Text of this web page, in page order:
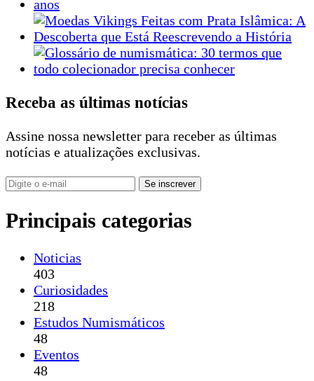
Receba as últimas notícias
Assine nossa newsletter para receber as últimas
notícias e atualizações exclusivas.
Se inscrever
Principais categorias
Noticias
403
Curiosidades
218
Estudos Numismáticos
48
Eventos
48